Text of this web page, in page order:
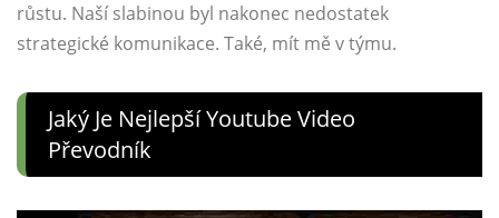
růstu. Naší slabinou byl nakonec nedostatek
strategické komunikace. Také, mít mě v týmu.
Jaký Je Nejlepší Youtube Video
Převodník